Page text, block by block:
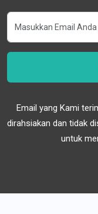
Email yang Kami
dirahsiakan dan tidak
untuk